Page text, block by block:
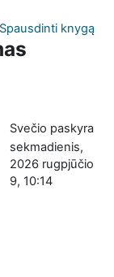
Spausdinti knygą
Svečio paskyra
sekmadienis,
2026 rugpjūčio
9, 10:14